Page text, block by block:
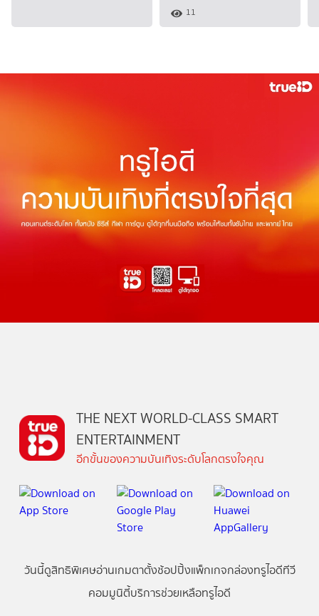
11
THE NEXT WORLD-CLASS SMART
ENTERTAINMENT
อีกขั้นของความบันเทิงระดับโลกตรงใจคุณ
วันนี้ดูสิทธิพิเศษอ่านเกมตาตั้งช้อปปิ้งแพ็กเกจกล่องทรูไอดีทีวี
คอมมูนิตี้บริการช่วยเหลือทรูไอดี